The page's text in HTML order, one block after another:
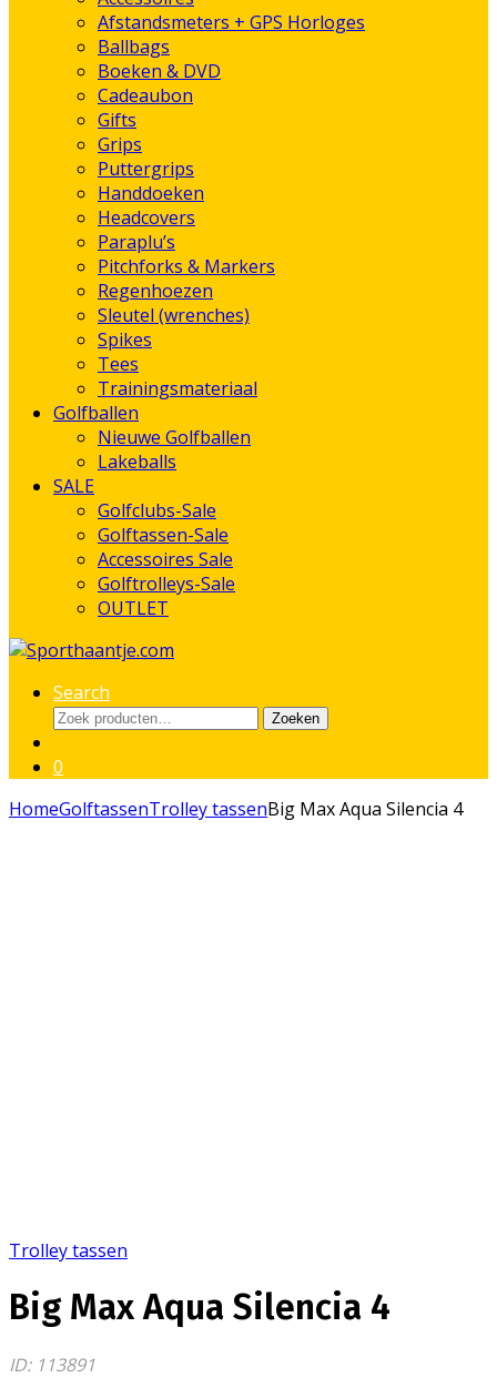
Afstandsmeters + GPS Horloges
Ballbags
Boeken & DVD
Cadeaubon
Gifts
Grips
Puttergrips
Handdoeken
Headcovers
Paraplu’s
Pitchforks & Markers
Regenhoezen
Sleutel (wrenches)
Spikes
Tees
Trainingsmateriaal
Golfballen
Nieuwe Golfballen
Lakeballs
SALE
Golfclubs-Sale
Golftassen-Sale
Accessoires Sale
Golftrolleys-Sale
OUTLET
Search
Zoeken
Zoeken
0
HomeGolftassenTrolley tassenBig Max Aqua Silencia 4
Trolley tassen
Big Max Aqua Silencia 4
ID: 113891